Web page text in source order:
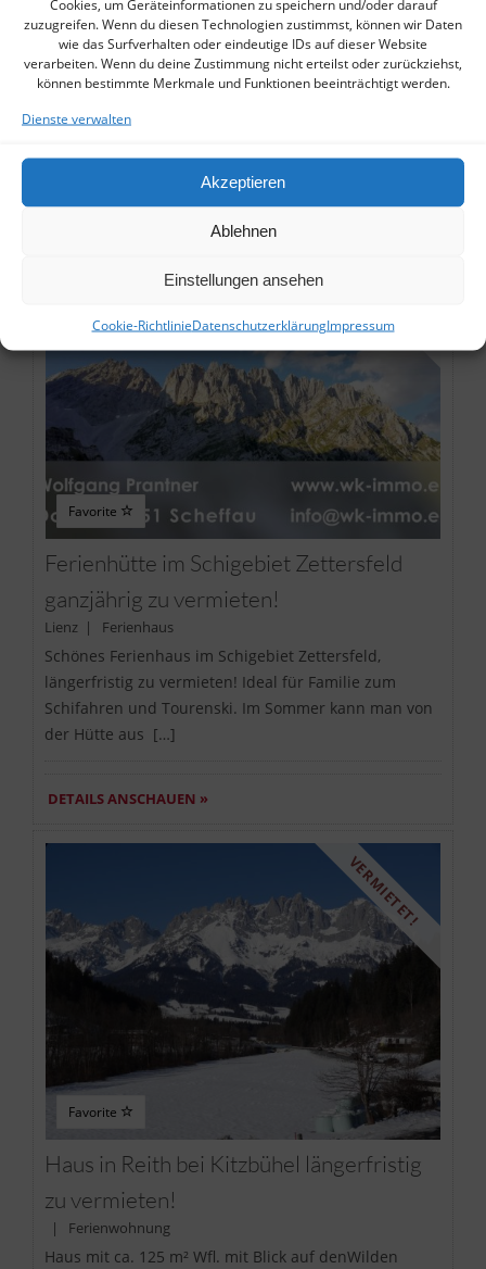
Cookies, um Geräteinformationen zu speichern und/oder darauf
zuzugreifen. Wenn du diesen Technologien zustimmst, können wir Daten
wie das Surfverhalten oder eindeutige IDs auf dieser Website
verarbeiten. Wenn du deine Zustimmung nicht erteilst oder zurückziehst,
können bestimmte Merkmale und Funktionen beeinträchtigt werden.
Dienste verwalten
Akzeptieren
Ablehnen
Einstellungen ansehen
Cookie-RichtlinieDatenschutzerklärungImpressum
Aschau im Chiemgau | Landhausvilla
Sehr schönes Landhaus in der Nähe von Aschau im
Chiemgau zu verkaufen. Das Haus kann auch für jung
auf Anfrage! EUR
Favorite
Ferienhütte im Schigebiet Zettersfeld
ganzjährig zu vermieten!
Lienz | Ferienhaus
Schönes Ferienhaus im Schigebiet Zettersfeld,
längerfristig zu vermieten! Ideal für Familie zum
Schifahren und Tourenski. Im Sommer kann man von
der Hütte aus […]
DETAILS ANSCHAUEN »
VERMIETET!
Favorite
Haus in Reith bei Kitzbühel längerfristig
zu vermieten!
| Ferienwohnung
Haus mit ca. 125 m² Wfl. mit Blick auf denWilden